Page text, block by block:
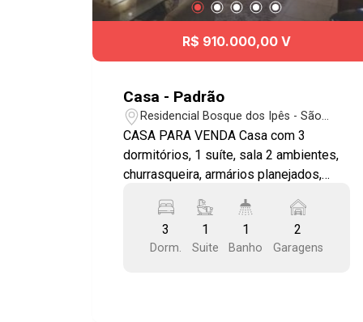
R$ 910.000,00 V
Casa - Padrão
Residencial Bosque dos Ipês - São
José dos Campos/SP
CASA PARA VENDA Casa com 3
dormitórios, 1 suíte, sala 2 ambientes,
churrasqueira, armários planejados,
Aceita permuta por apartamento até R$
300.000,00 na zona Sul. CA1532
3
Dorm.
1
Suite
1
Banho
2
Garagens